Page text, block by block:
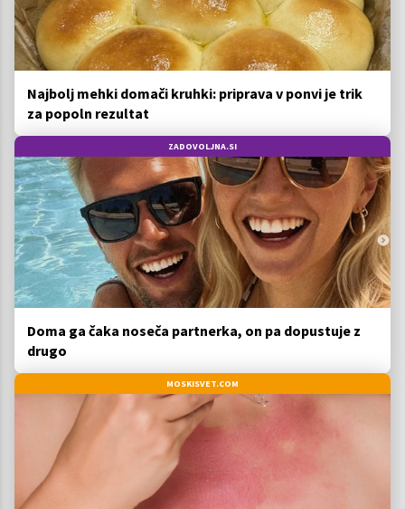
Najbolj mehki domači kruhki: priprava v ponvi je trik
za popoln rezultat
ZADOVOLJNA.SI
Doma ga čaka noseča partnerka, on pa dopustuje z
drugo
MOSKISVET.COM